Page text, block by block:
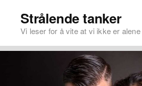
Strålende tanker
Vi leser for å vite at vi ikke er alene